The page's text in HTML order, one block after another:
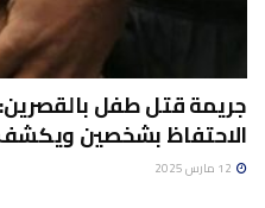
جريمة قتل طفل
الاحتفاظ بشخصين